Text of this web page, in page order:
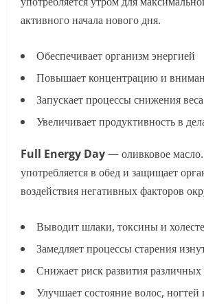
активного начала нового дня.
Обеспечивает организм энергией
Повышает концентрацию и
Запускает процессы снижения веса
Увеличивает продуктивность в
Full Energy Day— оливковое
употребляется в обед и защищает
воздействия негативных факторов
Выводит шлаки, токсины и
Замедляет процессы старения
Снижает риск развития различных
Улучшает состояние волос,